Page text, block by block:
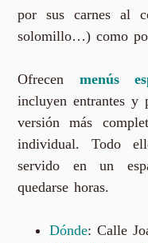
por sus carnes al
solomillo…) como
Ofrecen menús
incluyen entrantes y
versión más
individual. Todo
servido en un
quedarse horas.
Dónde: Calle